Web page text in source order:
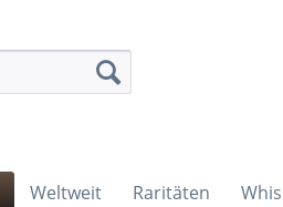
Weltweit Raritäten